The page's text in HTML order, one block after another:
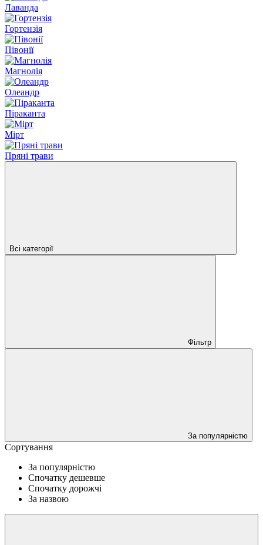
Лаванда
Гортензія
Півонії
Магнолія
Олеандр
Піраканта
Мірт
Пряні трави
Всі категорії
Фільтр
За популярністю
Сортування
За популярністю
Спочатку дешевше
Спочатку дорожчі
За назвою